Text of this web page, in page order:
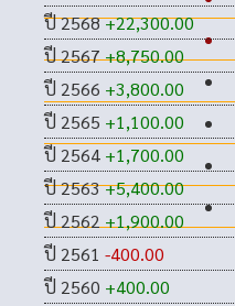
ปี 2568+22,300.00
ปี 2567+8,750.00
ปี 2566 +3,800.00
ปี 2565 +1,100.00
ปี 2564 +1,700.00
ปี 2563+5,400.00
ปี 2562+1,900.00
ปี 2561 -400.00
ปี 2560 +400.00